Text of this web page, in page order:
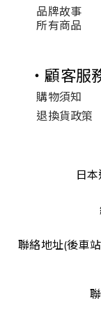
品牌故事
所有商品
・顧客服
購物須知
退換貨政策
日
聯絡地址(後車